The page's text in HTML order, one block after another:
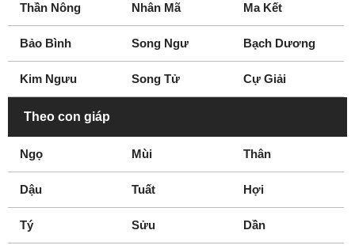
Thần Nông Nhân Mã Ma Kết
Bảo Bình Song Ngư Bạch Dương
Kim Ngưu Song Tử Cự Giải
Theo con giáp
Ngọ Mùi Thân
Dậu Tuất Hợi
Tý Sửu Dần